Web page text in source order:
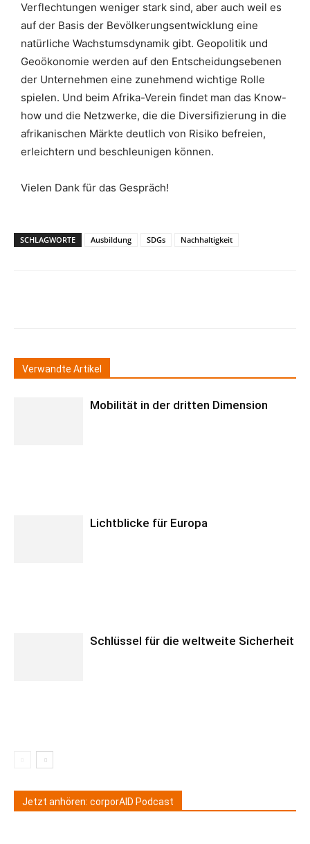
Verflechtungen weniger stark sind, aber auch weil es
auf der Basis der Bevölkerungsentwicklung eine
natürliche Wachstumsdynamik gibt. Geopolitik und
Geoökonomie werden auf den Entscheidungsebenen
der Unternehmen eine zunehmend wichtige Rolle
spielen. Und beim Afrika-Verein findet man das Know-
how und die Netzwerke, die die Diversifizierung in die
afrikanischen Märkte deutlich von Risiko befreien,
erleichtern und beschleunigen können.
Vielen Dank für das Gespräch!
SCHLAGWORTE Ausbildung SDGs Nachhaltigkeit
Verwandte Artikel
Mobilität in der dritten Dimension
Lichtblicke für Europa
Schlüssel für die weltweite Sicherheit
Jetzt anhören: corporAID Podcast